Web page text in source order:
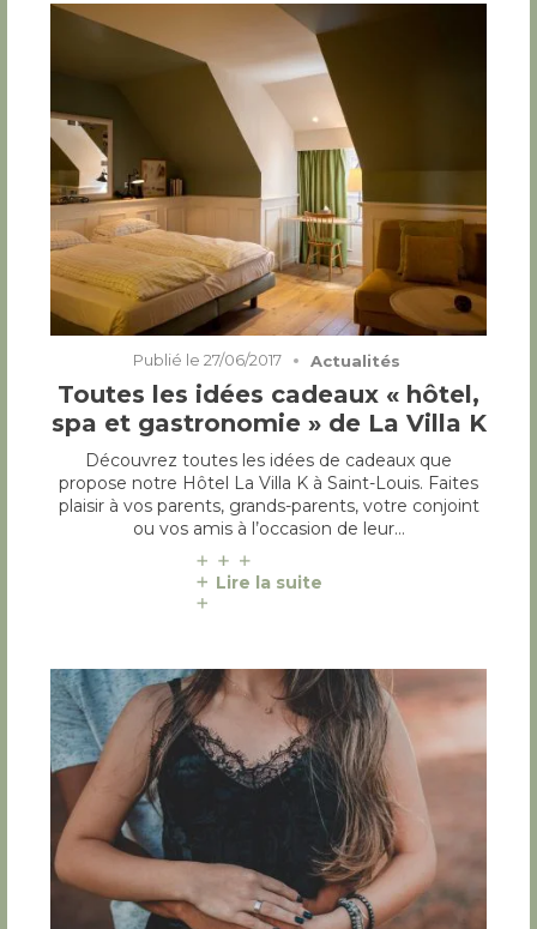
Publié le 27/06/2017 Actualités
Toutes les idées cadeaux « hôtel,
spa et gastronomie » de La Villa K
Découvrez toutes les idées de cadeaux que
propose notre Hôtel La Villa K à Saint-Louis. Faites
plaisir à vos parents, grands-parents, votre conjoint
ou vos amis à l’occasion de leur…
Lire la suite